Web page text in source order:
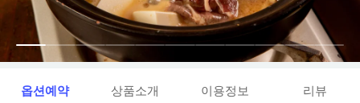
옵션예약 상품소개 이용정보 리뷰